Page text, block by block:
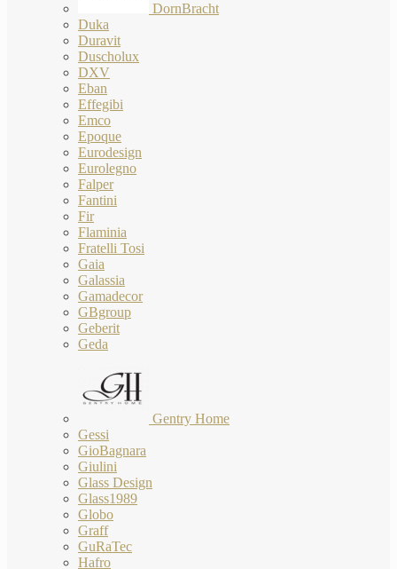
DornBracht
Duka
Duravit
Duscholux
DXV
Eban
Effegibi
Emco
Epoque
Eurodesign
Eurolegno
Falper
Fantini
Fir
Flaminia
Fratelli Tosi
Gaia
Galassia
Gamadecor
GBgroup
Geberit
Geda
Gentry Home
Gessi
GioBagnara
Giulini
Glass Design
Glass1989
Globo
Graff
GuRaTec
Hafro